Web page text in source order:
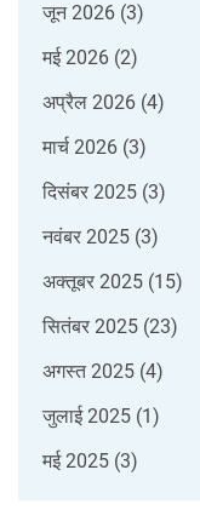
जून 2026 (3)
मई 2026 (2)
अप्रैल 2026 (4)
मार्च 2026 (3)
दिसंबर 2025 (3)
नवंबर 2025 (3)
अक्तूबर 2025 (15)
सितंबर 2025 (23)
अगस्त 2025 (4)
जुलाई 2025 (1)
मई 2025 (3)